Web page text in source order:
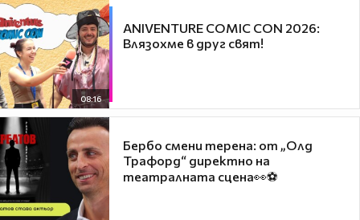
08:16
ANIVENTURE COMIC CON 2026:
Влязохме в друг свят!
Бербо смени терена: от „Олд
Трафорд“ директно на
театралната сцена👀⚽